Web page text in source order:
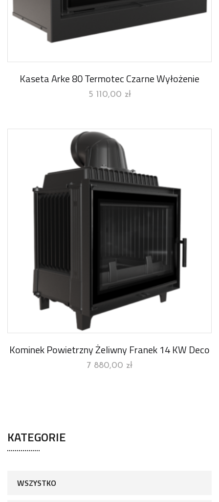
Kaseta Arke 80 Termotec Czarne Wyłożenie
5 110,00 zł
Kominek Powietrzny Żeliwny Franek 14 KW Deco
7 880,00 zł
KATEGORIE
WSZYSTKO